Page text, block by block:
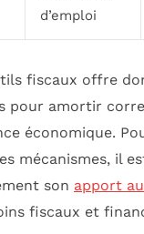
d’emploi
fiscaux offre
pour amortir
économique.
mécanismes, il
son apport
fiscaux et